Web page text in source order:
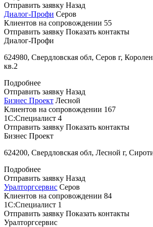
Отправить заявку Назад
Диалог-Профи Серов
Клиентов на сопровождении 55
Отправить заявку Показать контакты
Диалог-Профи
624980, Свердловская обл, Серов г,
кв.2
Подробнее
Отправить заявку Назад
Бизнес Проект Лесной
Клиентов на сопровождении 167
1С:Специалист 4
Отправить заявку Показать контакты
Бизнес Проект
624200, Свердловская обл, Лесной г,
Подробнее
Отправить заявку Назад
Уралторгсервис Серов
Клиентов на сопровождении 84
1С:Специалист 1
Отправить заявку Показать контакты
Уралторгсервис